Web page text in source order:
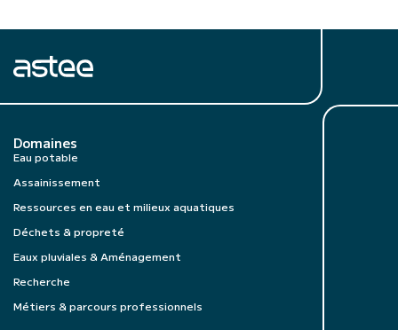
Domaines
Eau potable
Assainissement
Ressources en eau et milieux aquatiques
Déchets & propreté
Eaux pluviales & Aménagement
Recherche
Métiers & parcours professionnels